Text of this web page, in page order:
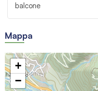
balcone
Mappa
+
−